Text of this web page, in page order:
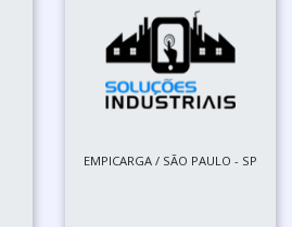
EMPICARGA / SÃO PAULO - SP